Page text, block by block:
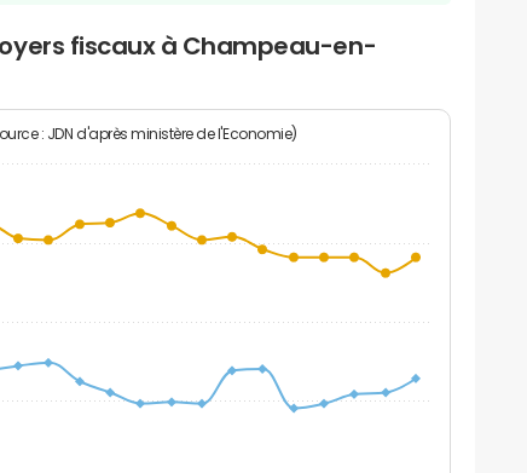
fiscaux à Champeau-en-
: JDN d'après ministère de l'Economie)